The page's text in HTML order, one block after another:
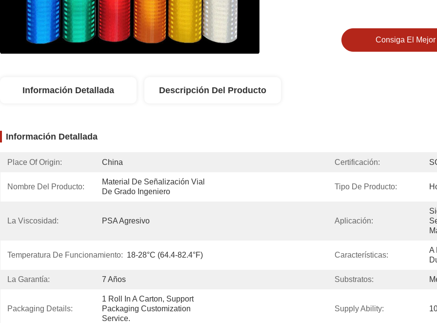
Consiga El
Información Detallada Descripción Del Producto
Información Detallada
Place Of Origin: China Certificación:
Nombre Del Producto:
Material De Señalización Vial
De Grado Ingeniero
Tipo De Producto:
La Viscosidad: PSA Agresivo Aplicación:
Temperatura De Funcionamiento: 18-28°C (64.4-82.4°F) Características:
A
La Garantía: 7 Años Substratos:
Packaging Details:
1 Roll In A Carton, Support
Packaging Customization
Service.
Supply Ability: